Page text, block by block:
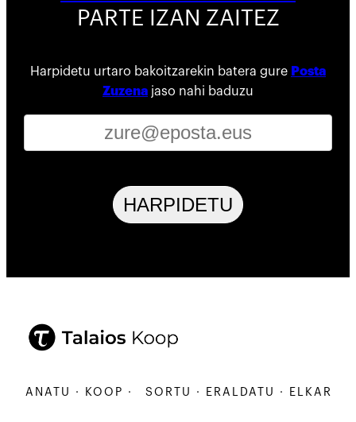
PARTE IZAN ZAITEZ
Harpidetu urtaro bakoitzarekin batera gure Posta
Zuzena jaso nahi baduzu
HARPIDETU
· KOOP · SORTU · ERALDATU ·